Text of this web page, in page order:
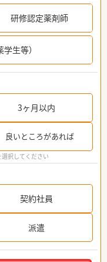
研修認定薬剤師
生等）
3ヶ月以内
良いところがあれば
択してください
契約社員
派遣